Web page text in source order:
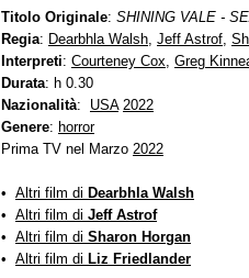
Titolo Originale: SHINING VALE -
Regia: Dearbhla Walsh, Jeff Astrof,
Interpreti: Courteney Cox, Greg
Durata: h 0.30
Nazionalità: USA 2022
Genere: horror
Prima TV nel Marzo 2022
• Altri film di Dearbhla Walsh
• Altri film di Jeff Astrof
• Altri film di Sharon Horgan
• Altri film di Liz Friedlander